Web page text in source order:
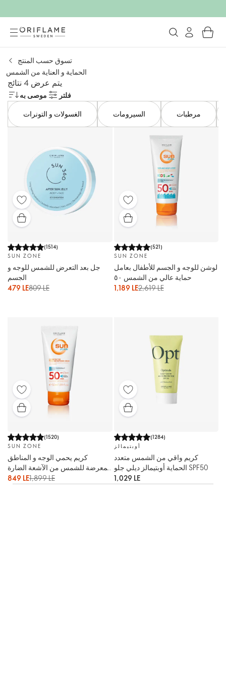
تسوق حسب المنتج
الحماية و العناية من الشمس
يتم عرض 4 نتائج
موصى به
فلتر
الغسولات و التونرات
السيرومات مرطبات
(1514)
SUN ZONE
جل بعد التعرض للشمس للوجه و
الجسم
479 LE809 LE
(521)
SUN ZONE
لوشن للوجه و الجسم للأطفال بعامل
حماية عالي من الشمس ٥٠
1,189 LE2,619 LE
(1520)
SUN ZONE
كريم يحمي الوجه و المناطق
المعرضة للشمس من الآشعة الضارة
للشمس بعامل حماية عالي ٥٠
849 LE1,899 LE
(1284)
أوبتيمالز
كريم واقي من الشمس متعدد
الحماية أوبتيمالز ديلي جلو SPF50
1,029 LE